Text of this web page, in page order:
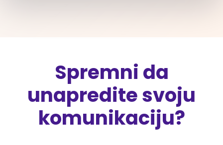
Spremni da
unapredite svoju
komunikaciju?